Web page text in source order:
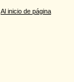
Al inicio de página